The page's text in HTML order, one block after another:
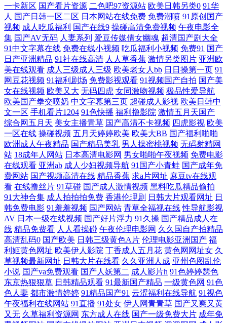
在线看 国产一二三四在线 蜜桃伊人av 久久精产品 欧美不卡二期 色天堂污
91N日韩成人性爱 男人色网天堂 亚洲色图手机版 91非常黄男女爆躁N 97
亚洲精品成人 国产韩国欧美 九一福利黄色 欧美久久吖 日韩欧美成 91pron
资源 91黄观看 91五月天色色图片网 爱豆导航 色悠悠桃花综合 97就去干网
站在线 国产日韩内射 亚洲一区二区蜜桃 超碰yb 另类av日韩无码 91每日更
新 欧美一级色片儿 91论理 蜜桃视频在线看 国产av资源 先锋影院AV色资
源 久久资源国产 91在线视频网站总站 91国模吧 丝袜伪娘影音先锋 免费
91TV AV福利院 91不卡在线看 瑟瑟导航基地 久久伊人青青 超碰在线超碰
人 51视频在线观看入口 五月天91色 91次元刺激 91手机免费视频 AV在线
不卡电影网 欧美成成人网站久久 婷婷福利导航 91次元网页登录 91网站成
人免费看 波多野氏3区 岛国av导航app 免费看片片 日韩三级在线播放 91成
人成人进入人口 豆花社区最新地址 蜜臂av网 91大神最新地址 国产精品不
卡一二 影音先锋电影日韩91 91视频在线播放观看 大香蕉av网络 亚洲色
一卡新区 国产看片资源 二色吧97资源站 欧美日韩另类0 91华
人 国产日韩一区二区 日本网站在线免费 免费潮喷 91原创国产
视频 成人吃瓜福利 国产在线9 操碰高清免费视频 午夜电影全
集 国产AV无码 人妻系列 爱豆传媒倩女幽魂 超清国产剧大全
91中文字幕在线 免费在线小视频 吃瓜福利小视频 免费91 国产
日产亚洲精品 91社在线高清 人人草香蕉 激情另类图片 亚洲欧
美在线观看 成人三级成人三级 欧美老女人bb 日日操第一页 91
网豆花视频 91福利剧场 免费影视观看 91视频国产自拍 国产美
女在线视频 欧美又大 无码四虎 女同激吻视频 极品性爱导航
欧美国产拳交喷奶 中文字幕第三页 超碰成人影视 欧美日韩中
文一区 手机看片1204 91色快播 福利撸影院 激情五月天国产
综合网五月天 美女主播青草 国产高清不卡视频 四虎影视 欧美
一区在线 操碰视频 五月天婷婷欧美 欧美大BB 国产福利啪啪
欧洲成人午夜精品 国产精品美乳 男人操蜜桃视频 无码射精网
站 18成年人网站 日本高清电影网 男女啪啪午夜视频 免费电影
在线观看 亚洲ab 成人少妇视频导航 91国产小青蛙 国产成年免
费网站 国产视频高清在线 精品香蕉 求a片网址 麻豆tv在线观
看 在线撸丝片 91草碰 国产成人激情视频 黑料吃瓜精品偷拍
91大神合集 成人拍拍拍免费 香港伦理剧 日韩大片观看网址 日
韩免费电影 91羞羞视频 国产网站 青草全福视在线 性导航影视
AV 日本一级在线视频 国产好片浮力 91久操 国产精品成人在
线 精品免费看 人人看操碰 午夜伦理电影网 久久国自产拍精品
高清乱码0 国产欧美 日韩三级黄色A片 伦理电影亚洲国产 福
利姬黄色网址 欧美伊人影院 丁香成人五月花 黄色网网址女 久
草视频最新网址 日韩大片在线看 久久亚洲人成 亚州色图乱伦
小说 国产va免费观看 国产人妖第二 成人影片h 91色婷婷瑟色
东京热狠狠草 日韩精品观看 91最新国产精品 一级黄色网 91色
色人妻 都市激情婷婷 91精品国产91 云涩福利在线导航 91视色
午夜福利在线网站 91直播 91处女 伊人网青青草 国产又爽又黄
又无 久草福利资源网 东方成人在线 国产一级免费大片 成年免